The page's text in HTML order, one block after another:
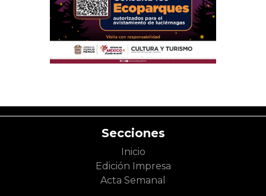
Secciones
Inicio
Edición Impresa
Acta Semanal